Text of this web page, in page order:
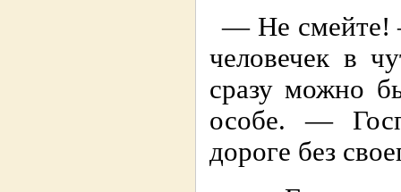
— Не смейте!
человечек в
сразу можно
особе. —
дороге без